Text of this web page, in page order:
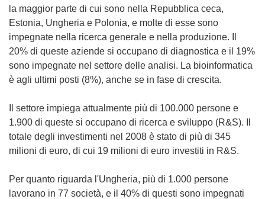
la maggior parte di cui sono nella Repubblica ceca,
Estonia, Ungheria e Polonia, e molte di esse sono
impegnate nella ricerca generale e nella produzione. Il
20% di queste aziende si occupano di diagnostica e il 19%
sono impegnate nel settore delle analisi. La bioinformatica
è agli ultimi posti (8%), anche se in fase di crescita.
Il settore impiega attualmente più di 100.000 persone e
1.900 di queste si occupano di ricerca e sviluppo (R&S). Il
totale degli investimenti nel 2008 è stato di più di 345
milioni di euro, di cui 19 milioni di euro investiti in R&S.
Per quanto riguarda l'Ungheria, più di 1.000 persone
lavorano in 77 società, e il 40% di questi sono impegnati